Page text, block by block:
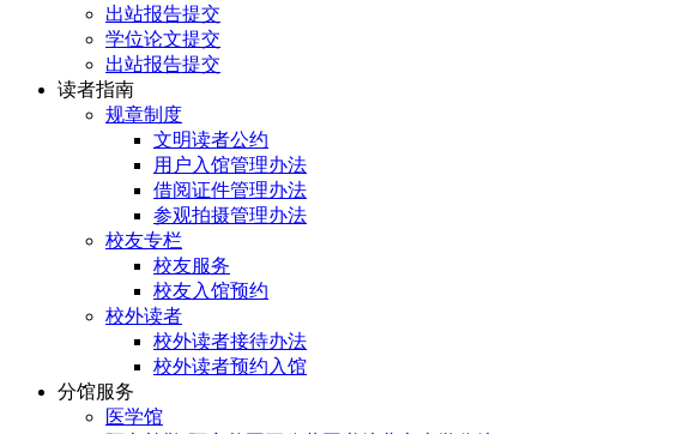
出站报告提交
学位论文提交
出站报告提交
读者指南
规章制度
文明读者公约
用户入馆管理办法
借阅证件管理办法
参观拍摄管理办法
校友专栏
校友服务
校友入馆预约
校外读者
校外读者接待办法
校外读者预约入馆
分馆服务
医学馆